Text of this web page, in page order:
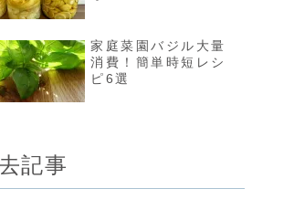
家庭菜園バジル大量
消費！簡単時短レシ
ピ6選
記事